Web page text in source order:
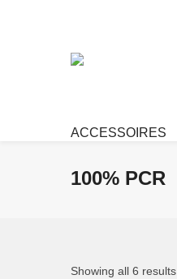
ACCESSOIRES
100% PCR
Showing all 6 results